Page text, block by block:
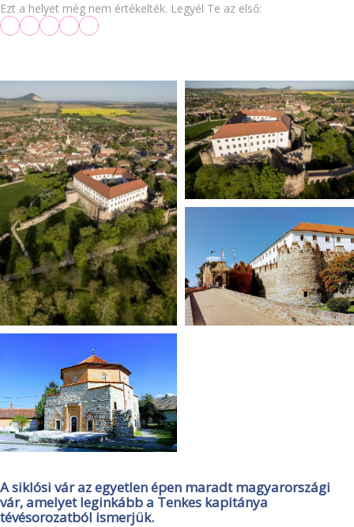
Ezt a helyet még nem értékelték. Legyél Te az első:
A siklósi vár az egyetlen épen maradt magyarországi
vár, amelyet leginkább a Tenkes kapitánya
tévésorozatból ismerjük.